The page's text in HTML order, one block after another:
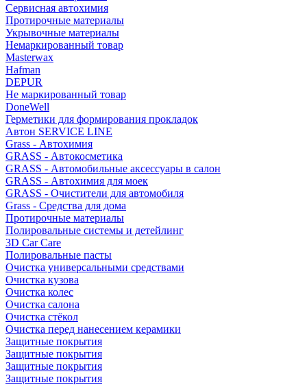
Сервисная автохимия
Протирочные материалы
Укрывочные материалы
Немаркированный товар
Masterwax
Hafman
DEPUR
Не маркированный товар
DoneWell
Герметики для формирования прокладок
Автон SERVICE LINE
Grass - Автохимия
GRASS - Автокосметика
GRASS - Автомобильные аксессуары в салон
GRASS - Автохимия для моек
GRASS - Очистители для автомобиля
Grass - Средства для дома
Протирочные материалы
Полировальные системы и детейлинг
3D Car Care
Полировальные пасты
Очистка универсальными средствами
Очистка кузова
Очистка колес
Очистка салона
Очистка стёкол
Очистка перед нанесением керамики
Защитные покрытия
Защитные покрытия
Защитные покрытия
Защитные покрытия